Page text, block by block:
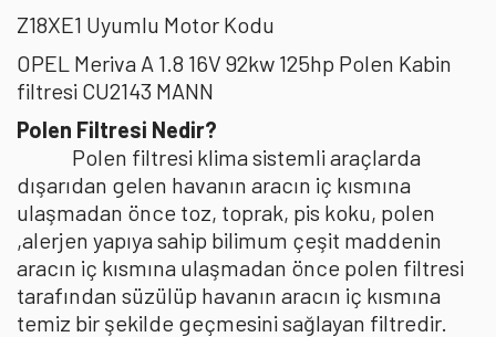
Z18XE1 Uyumlu Motor Kodu
OPEL Meriva A 1.8 16V 92kw 125hp Polen Kabin
filtresi CU2143 MANN
Polen Filtresi Nedir?
Polen filtresi klima sistemli araçlarda
dışarıdan gelen havanın aracın iç kısmına
ulaşmadan önce toz, toprak, pis koku, polen
,alerjen yapıya sahip bilimum çeşit maddenin
aracın iç kısmına ulaşmadan önce polen filtresi
tarafından süzülüp havanın aracın iç kısmına
temiz bir şekilde geçmesini sağlayan filtredir.